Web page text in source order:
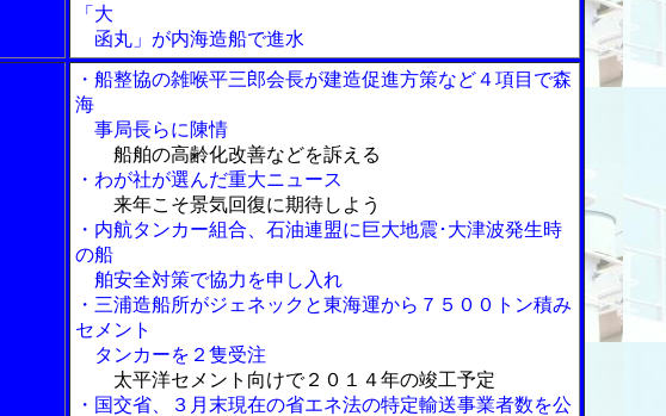
「大
函丸」が内海造船で進水
・船整協の雑喉平三郎会長が建造促進方策など４項目で森
海
事局長らに陳情
船舶の高齢化改善などを訴える
・わが社が選んだ重大ニュース
来年こそ景気回復に期待しよう
・内航タンカー組合、石油連盟に巨大地震･大津波発生時
の船
舶安全対策で協力を申し入れ
・三浦造船所がジェネックと東海運から７５００トン積み
セメント
タンカーを２隻受注
太平洋セメント向けで２０１４年の竣工予定
・国交省、３月末現在の省エネ法の特定輸送事業者数を公